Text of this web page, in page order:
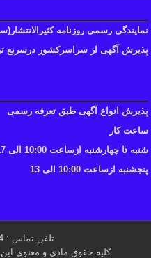
نمایندگی رسمی روزنامه
پذیرش آگهی از سراسرکشور درسریع
پذیرش انواع آگهی طبق تعرفه رسمی
ساعت کار
شنبه تا چهارشنبه ازساعت 10:00 الی 17
پنجشنبه ازساعت 10:00 الی 13
تلفن تماس : 424 200 33 - 021
کلیه حقوق مادی و معنوی